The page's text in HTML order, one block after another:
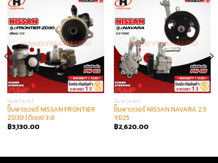
ปั๊มพาวเวอร์
ปั๊มพาวเวอร์ NISSAN FRONTIER
ZD30 (ดีเซล) 3.0
฿3,130.00
ปั๊มพาวเวอร์
ปั๊มพาวเวอร์ NISSAN NAVARA 2.5
YD25
฿2,620.00